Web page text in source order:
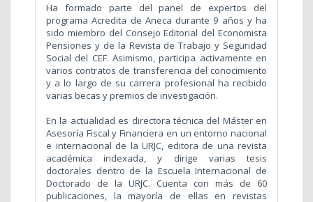
Ha formado parte del panel de expertos del
programa Acredita de Aneca durante 9 años y ha
sido miembro del Consejo Editorial del Economista
Pensiones y de la Revista de Trabajo y Seguridad
Social del CEF. Asimismo, participa activamente en
varios contratos de transferencia del conocimiento
y a lo largo de su carrera profesional ha recibido
varias becas y premios de investigación.
En la actualidad es directora técnica del Máster en
Asesoría Fiscal y Financiera en un entorno nacional
e internacional de la URJC, editora de una revista
académica indexada, y dirige varias tesis
doctorales dentro de la Escuela Internacional de
Doctorado de la URJC. Cuenta con más de 60
publicaciones, la mayoría de ellas en revistas